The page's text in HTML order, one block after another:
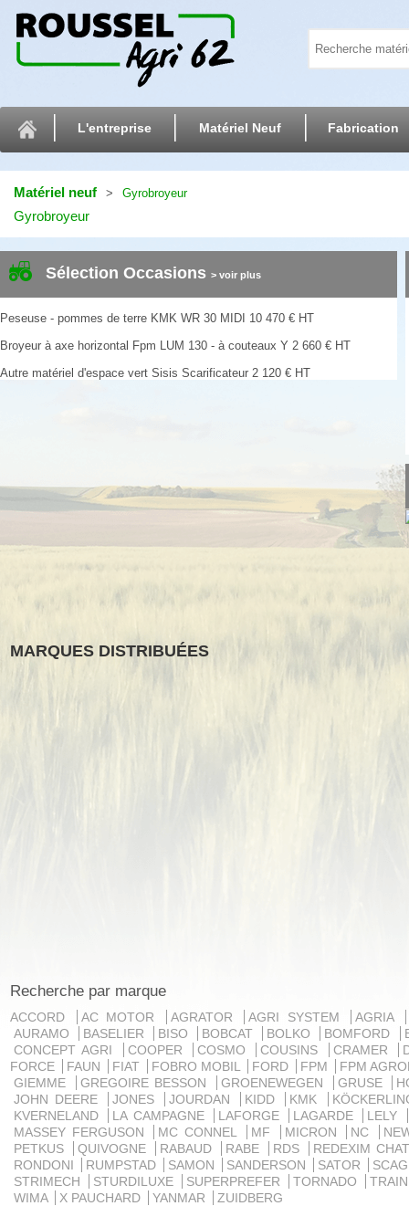
L'entreprise Matériel Neuf Fabrication
Matériel neuf Gyrobroyeur
Gyrobroyeur
Sélection Occasions > voir plus
Peseuse - pommes de terre KMK WR 30 MIDI 10 470 € HT
Broyeur à axe horizontal Fpm LUM 130 - à couteaux Y 2 660 € HT
Autre matériel d'espace vert Sisis Scarificateur 2 120 € HT
MARQUES DISTRIBUÉES
Recherche par marque
ACCORD AC MOTOR AGRATOR AGRI SYSTEM
AGRIA
AURAMO
BASELIER BISO BOBCAT BOLKO BOMFORD
CONCEPT AGRI
COOPER COSMO COUSINS CRAMER
FORCE
FAUN FIAT FOBRO MOBIL FORD FPM
FPM
GIEMME
GREGOIRE BESSON GROENEWEGEN GRUSE
JOHN DEERE
JONES JOURDAN KIDD KMK
KVERNELAND
LA CAMPAGNE LAFORGE LAGARDE
LELY
MASSEY FERGUSON
MC CONNEL MF MICRON NC
PETKUS
QUIVOGNE RABAUD RABE RDS
REDEXIM
RONDONI
RUMPSTAD SAMON SANDERSON SATOR
STRIMECH
STURDILUXE SUPERPREFER TORNADO
WIMA
X PAUCHARD YANMAR ZUIDBERG